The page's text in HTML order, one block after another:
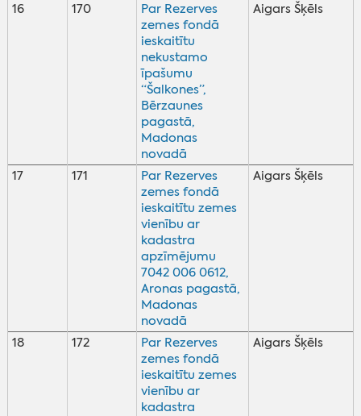
16 170
Par Rezerves
zemes fondā
ieskaitītu
nekustamo
īpašumu
“Šalkones”,
Bērzaunes
pagastā,
Madonas
novadā
Aigars Šķēls
17 171
Par Rezerves
zemes fondā
ieskaitītu zemes
vienību ar
kadastra
apzīmējumu
7042 006 0612,
Aronas pagastā,
Madonas
novadā
Aigars Šķēls
18 172
Par Rezerves
zemes fondā
ieskaitītu zemes
vienību ar
kadastra
Aigars Šķēls